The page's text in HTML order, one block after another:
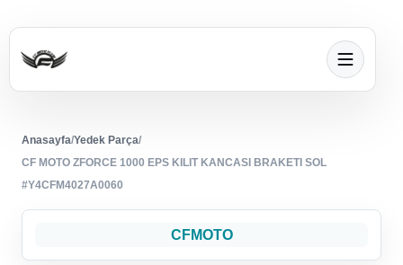
Anasayfa/Yedek Parça/
CF MOTO ZFORCE 1000 EPS KILIT KANCASI BRAKETI SOL
#Y4CFM4027A0060
CFMOTO